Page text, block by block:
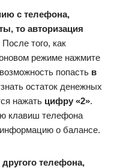
с телефона,
то авторизация
После того, как
режиме нажмите
попасть в
остаток денежных
нажать цифру «2».
клавиш телефона
о балансе.
телефона,